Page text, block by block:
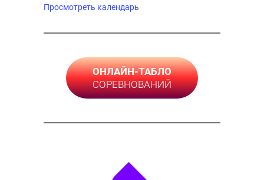
Просмотреть календарь
ОНЛАЙН-ТАБЛО
СОРЕВНОВАНИЙ